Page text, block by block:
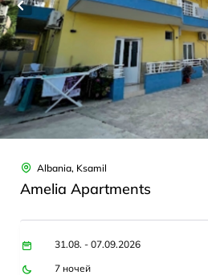
Albania, Ksamil
Amelia Apartments
31.08. - 07.09.2026
7 ночей